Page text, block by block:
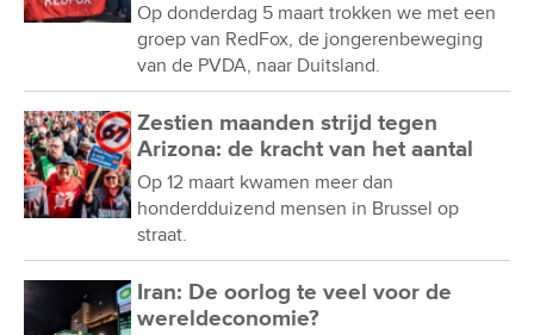
Op donderdag 5 maart trokken we met een
groep van RedFox, de jongerenbeweging
van de PVDA, naar Duitsland.
Zestien maanden strijd tegen
Arizona: de kracht van het aantal
Op 12 maart kwamen meer dan
honderdduizend mensen in Brussel op
straat.
Iran: De oorlog te veel voor de
wereldeconomie?